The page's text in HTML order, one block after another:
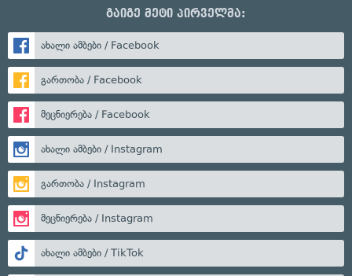
გაიგე მეტი პირველმა:
ახალი ამბები / Facebook
გართობა / Facebook
მეცნიერება / Facebook
ახალი ამბები / Instagram
გართობა / Instagram
მეცნიერება / Instagram
ახალი ამბები / TikTok